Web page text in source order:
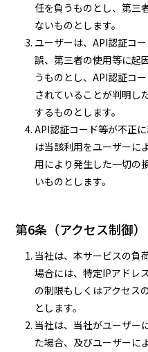
任を負うものとし、第三
ないものとします。
ユーザーは、API認証コ
誤、第三者の使用等に起
うものとし、API認証コ
されていることが判明し
するものとします。
API認証コード等が不正
は当該利用をユーザーに
用により発生した一切の
いものとします。
第6条（アクセス制御）
当社は、本サービスの負
場合には、特定IPアドレ
の制限もしくはアクセス
とします。
当社は、当社がユーザー
た場合、及びユーザーに